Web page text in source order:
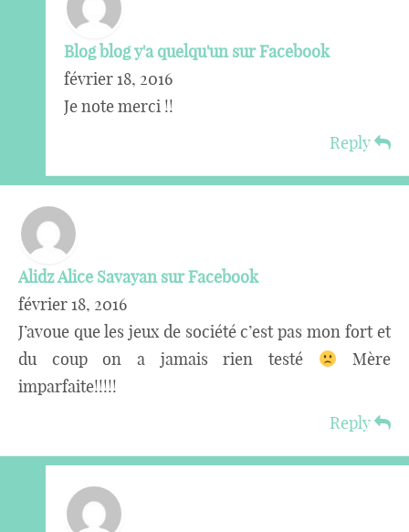
Blog blog y'a quelqu'un sur Facebook
février 18, 2016
Je note merci !!
Reply
Alidz Alice Savayan sur Facebook
février 18, 2016
J’avoue que les jeux de société c’est pas mon fort et
du coup on a jamais rien testé
Mère
imparfaite!!!!!
Reply